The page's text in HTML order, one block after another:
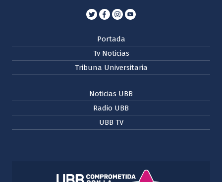
Portada
Tv Noticias
Tribuna Universitaria
Noticias UBB
Radio UBB
UBB TV